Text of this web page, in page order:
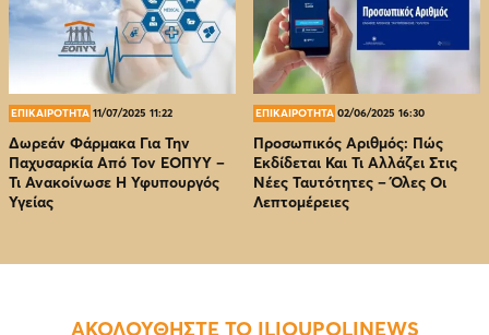
ΕΠΙΚΑΙΡΟΤΗΤΑ 11/07/2025 11:22
Δωρεάν Φάρμακα Για Την
Παχυσαρκία Από Τον EOΠΥΥ –
Τι Ανακοίνωσε Η Υφυπουργός
Υγείας
ΕΠΙΚΑΙΡΟΤΗΤΑ 02/06/2025 16:30
Προσωπικός Αριθμός: Πώς
Εκδίδεται Και Τι Αλλάζει Στις
Νέες Ταυτότητες – Όλες Οι
Λεπτομέρειες
ΑΚΟΛΟΥΘΗΣΤΕ ΤΟ ILIOUPOLINEWS